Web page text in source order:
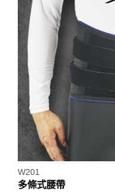
W201
多條式腰帶